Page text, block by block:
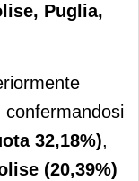
Puglia,
32,18%),
(20,39%)